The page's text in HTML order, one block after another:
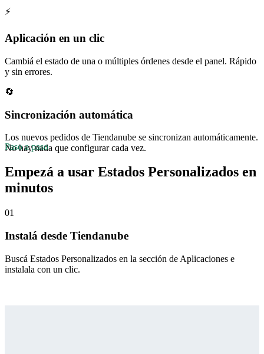
⚡
Aplicación en un clic
Cambiá el estado de una o múltiples órdenes desde el panel. Rápido
y sin errores.
🔄
Sincronización automática
Los nuevos pedidos de Tiendanube se sincronizan automáticamente.
No hay nada que configurar cada vez.
Paso a paso
Empezá a usar Estados Personalizados en
minutos
01
Instalá desde Tiendanube
Buscá Estados Personalizados en la sección de Aplicaciones e
instalala con un clic.